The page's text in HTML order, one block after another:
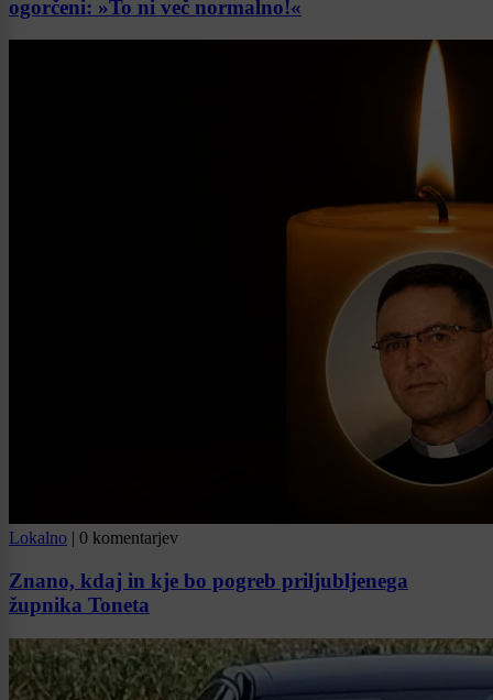
ogorčeni: »To ni več normalno!«
Lokalno | 0 komentarjev
Znano, kdaj in kje bo pogreb priljubljenega
župnika Toneta